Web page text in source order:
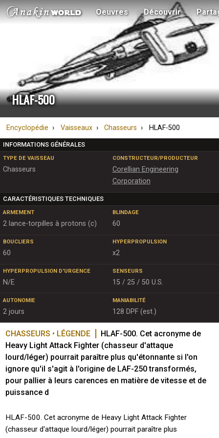
Oeuvres Découvrir
HLAF-500
Encyclopédie Vaisseaux Chasseurs HLAF-500
INFORMATIONS GÉNÉRALES
TYPE DE VAISSEAU
Chasseurs
CONSTRUCTEUR/PRODUCTEUR
Corellian Engineering
Corporation
CARACTÉRISTIQUES TECHNIQUES
ARMEMENT
2 lance-torpilles à protons (c)
BLINDAGE
60
BOUCLIERS
60
HYPERPROPULSION
x2
HYPERPROPULSION D'URGENCE
N/E
SENSEURS
15 / 25 / 50 U.S.
AUTONOMIE
2 jours
MANIABILITÉ
128 DPF (est.)
CHASSEURS • LÉGENDE
HLAF-500. Cet acronyme de
Heavy Light Attack Fighter (chasseur d'attaque
lourd/léger) pourrait paraître plus qu'étonnante si l'on
ignore qu'il s'agit à l'origine de LAF-250 transformés,
pour pallier à leurs carences en matière de vitesse et de
puissance d
HLAF-500. Cet acronyme de Heavy Light Attack Fighter
(chasseur d'attaque lourd/léger) pourrait paraître plus